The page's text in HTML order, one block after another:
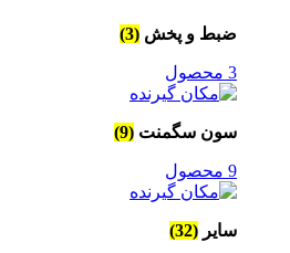
ضبط و پخش (3)
3 محصول
سون سگمنت (9)
9 محصول
سایر (32)